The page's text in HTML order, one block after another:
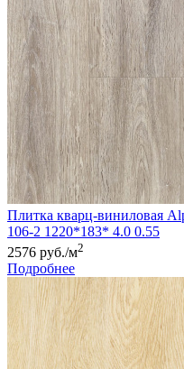
Плитка кварц-виниловая
106-2 1220*183* 4.0 0.55
2576 руб./м2
Подробнее